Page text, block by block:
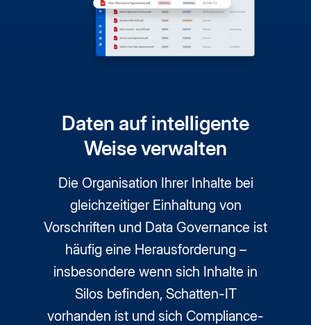
Daten auf intelligente
Weise verwalten
Die Organisation Ihrer Inhalte bei
gleichzeitiger Einhaltung von
Vorschriften und Data Governance ist
häufig eine Herausforderung –
insbesondere wenn sich Inhalte in
Silos befinden, Schatten-IT
vorhanden ist und sich Compliance-